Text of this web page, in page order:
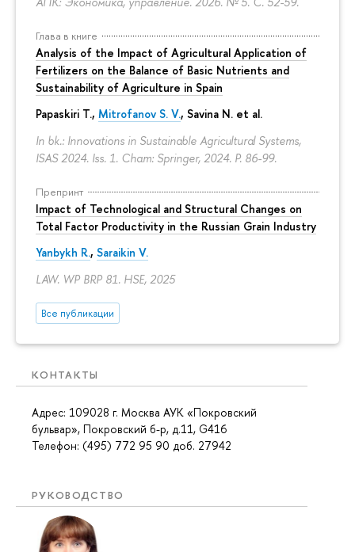
Глава в книге
Analysis of the Impact of Agricultural Application of
Fertilizers on the Balance of Basic Nutrients and
Sustainability of Agriculture in Spain
Papaskiri T., Mitrofanov S. V., Savina N. et al.
In bk.: Innovations in Sustainable Agricultural Systems,
ISAS 2024. Iss. 1. Cham: Springer, 2024. P. 86-99.
Препринт
Impact of Technological and Structural Changes on
Total Factor Productivity in the Russian Grain Industry
Yanbykh R., Saraikin V.
LAW. WP BRP 81. HSE, 2025
Все публикации
КОНТАКТЫ
Адрес: 109028 г. Москва АУК «Покровский
бульвар», Покровский б-р, д.11, G416
Телефон: (495) 772 95 90 доб. 27942
РУКОВОДСТВО